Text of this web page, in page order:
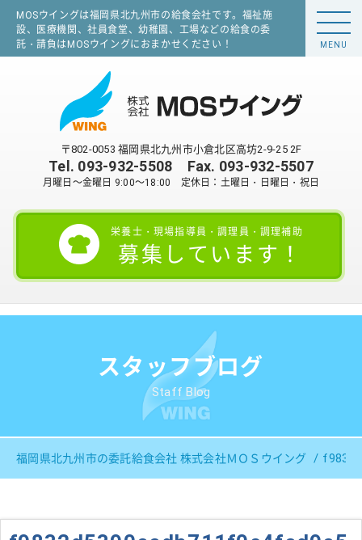
MOSウイングは福岡県北九州市の給食会社です。福祉施
設、医療機関、社員食堂、幼稚園、工場などの給食の委
託・請負はMOSウイングにおまかせください！
〒802-0053 福岡県北九州市小倉北区高坊2-9-25 2F
Tel. 093-932-5508 Fax. 093-932-5507
月曜日～金曜日 9:00～18:00 定休日：土曜日・日曜日・祝日
栄養士・現場指導員・調理員・調理補助
募集しています！
MENU
スタッフブログ
Staff Blog
福岡県北九州市の委託給食会社 株式会社ＭＯＳウイング